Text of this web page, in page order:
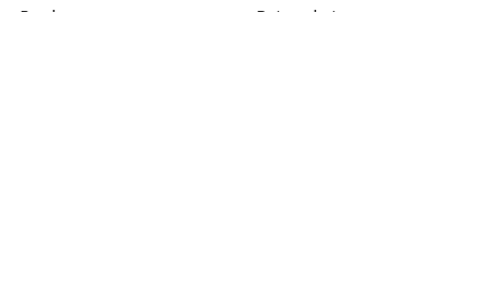
Rundgang
Datenschutz